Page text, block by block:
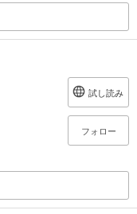
試し読み
フォロー